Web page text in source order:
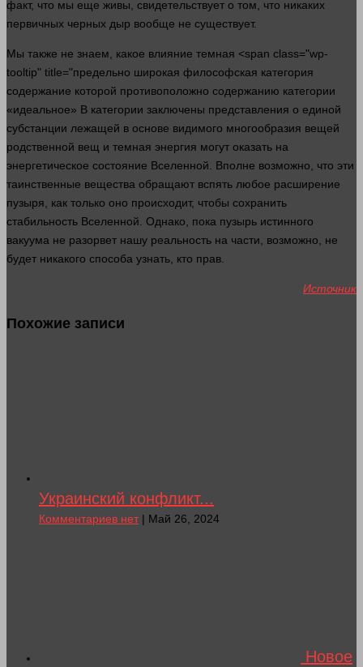
факт, что мы еще живы, свидетельствует о том, что никаких
первичных черных дыр вообще не существует.
Мы также не знаем, какое влияние темная <span class="wp-
tooltip" title="предельно широкая философская категория
содержание которой противоположно содержанию категории
«идеальное» В категории заключены представления о единой
субстанции лежащей в основе видимого многообразия вещей
родственной вещ и темная энергия могут оказать на
энергетическое состояние Вселенной. Вполне возможно, что эти
таинственные вещества обращают вспять любое расширение
пузыря, как только оно происходит, чтобы сохранить
стабильность Вселенной. Однако, пока пузырь истинного
вакуума не разорвет нашу реальность на части , возможно, не
будет никакого способа узнать, кто прав.
Источник
Похожие записи
Украинский конфликт...
Комментариев нет| Май 26, 2024
Новое